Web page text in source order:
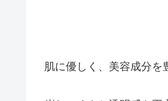
肌に優しく、美容成分を